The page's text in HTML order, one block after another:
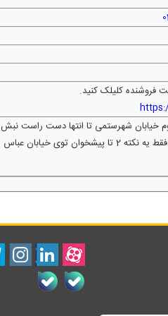
فروشنده کلیلک کنید.
خیابان شهرستمی تا انتها دست راست نبش
کوچه ی الهیاری دفتر پیشخوان دولت عبدالرضا بین پلاک 180 و 182 پلاک 33 فقط یه نکته 2 تا پیشخوان توی خیابان عباس